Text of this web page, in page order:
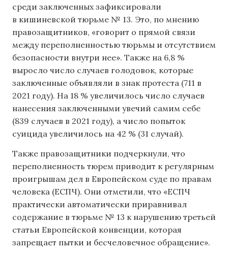
среди заключенных зафиксировали
в кишиневской тюрьме № 13. Это, по мнению
правозащитников, «говорит о прямой связи
между переполненностью тюрьмы и отсутствием
безопасности внутри нее». Также на 6,8 %
выросло число случаев голодовок, которые
заключенные объявляли в знак протеста (711 в
2021 году). На 18 % увеличилось число случаев
нанесения заключенными увечий самим себе
(839 случаев в 2021 году), а число попыток
суицида увеличилось на 42 % (31 случай).
Также правозащитники подчеркнули, что
переполненность тюрем приводит к регулярным
проигрышам дел в Европейском суде по правам
человека (ЕСПЧ). Они отметили, что «ЕСПЧ
практически автоматически приравнивал
содержание в тюрьме № 13 к нарушению третьей
статьи Европейской конвенции, которая
запрещает пытки и бесчеловечное обращение».